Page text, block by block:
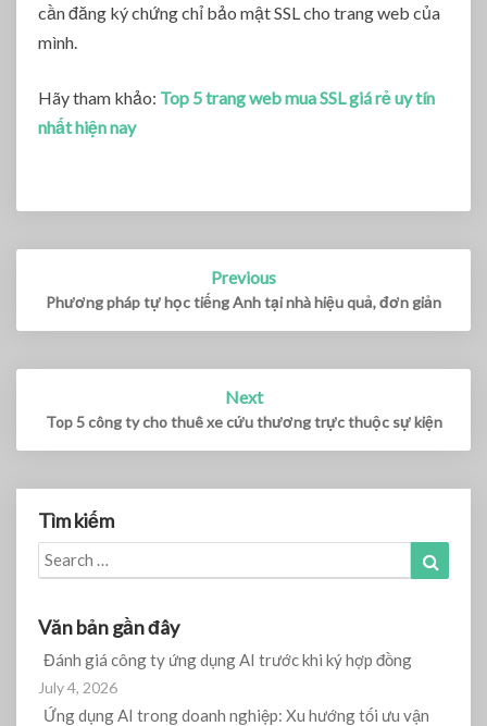
cần đăng ký chứng chỉ bảo mật SSL cho trang web của
mình.
Hãy tham khảo: Top 5 trang web mua SSL giá rẻ uy tín
nhất hiện nay
navigation
Previous
Phương pháp tự học tiếng Anh tại nhà hiệu quả, đơn giản
Next
Top 5 công ty cho thuê xe cứu thương trực thuộc sự kiện
Tìm kiếm
Search
for:
Văn bản gần đây
Đánh giá công ty ứng dụng AI trước khi ký hợp đồng
July 4, 2026
Ứng dụng AI trong doanh nghiệp: Xu hướng tối ưu vận